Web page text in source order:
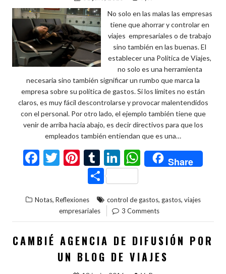
No solo en las malas las empresas
tiene que ahorrar y controlar en
viajes empresariales o de trabajo
sino también en las buenas. El
establecer una Política de Viajes,
no solo es una herramienta
necesaria sino también significar un rumbo que marca la
empresa sobre su política de gastos. Si los límites no están
claros, es muy fácil descontrolarse y provocar malentendidos
con el personal. Por otro lado, el ejemplo también tiene que
venir de arriba hacia abajo, es decir directivos para que los
empleados también entiendan que es una…
F
b
o
o
T
er
Pi
nt
er
es
t
T
u
m
bl
r
Li
n
ke
dI
n
W
h
s
A
p
p
Share
C
m
p
ar
ti
Notas, Reflexiones control de gastos, gastos, viajes
empresariales
3 Comments
CAMBIÉ AGENCIA DE DIFUSIÓN POR
UN BLOG DE VIAJES